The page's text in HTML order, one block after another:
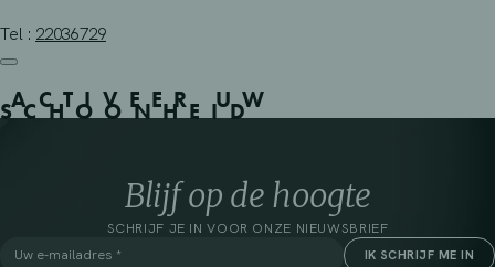
Tel : 22036729
ACTIVEER UW
SCHOONHEID
Blijf op de hoogte
SCHRIJF JE IN VOOR ONZE NIEUWSBRIEF